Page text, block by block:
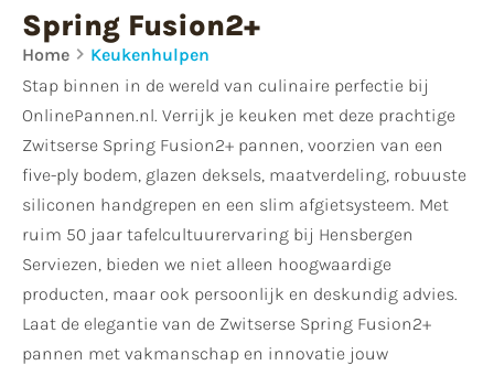
Spring Fusion2+
Home
Keukenhulpen
Stap binnen in de wereld van culinaire perfectie bij
OnlinePannen.nl. Verrijk je keuken met deze prachtige
Zwitserse Spring Fusion2+ pannen, voorzien van een
five-ply bodem, glazen deksels, maatverdeling, robuuste
siliconen handgrepen en een slim afgietsysteem. Met
ruim 50 jaar tafelcultuurervaring bij Hensbergen
Serviezen, bieden we niet alleen hoogwaardige
producten, maar ook persoonlijk en deskundig advies.
Laat de elegantie van de Zwitserse Spring Fusion2+
pannen met vakmanschap en innovatie jouw